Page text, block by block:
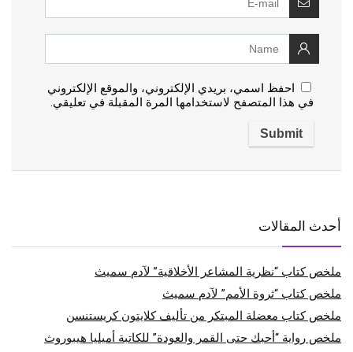
احفظ اسمي، بريدي الإلكتروني، والموقع الإلكتروني
في هذا المتصفح لاستخدامها المرة المقبلة في تعليقي.
أحدث المقالات
ملخص كتاب “نظرية المشاعر الأخلاقية” لآدم سميث
ملخص كتاب “ثروة الأمم” لآدم سميث
ملخص كتاب معضلة المبتكر من تأليف كلايتون كريستنسن
ملخص رواية “أحبك حتى القمر والعودة” للكاتبة أميليا هيبوروث